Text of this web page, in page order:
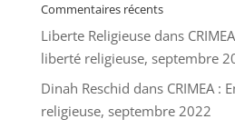
Commentaires récents
Liberte Religieusedans
liberté religieuse, septembre
Dinah Reschid dans CRIMEA :
religieuse, septembre 2022